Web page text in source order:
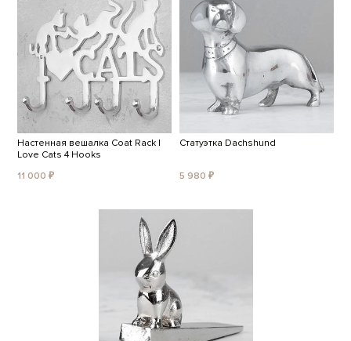
Настенная вешалка Coat Rack I
Love Cats 4 Hooks
11 000 ₽
Статуэтка Dachshund
5 980 ₽